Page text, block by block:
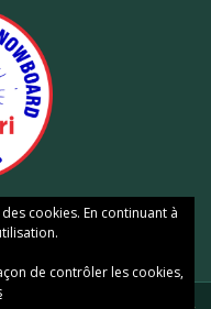
cookies. En continuant à
de contrôler les cookies,